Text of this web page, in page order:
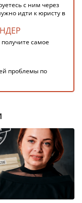
с ним через
идти к юристу в
самое
проблемы по